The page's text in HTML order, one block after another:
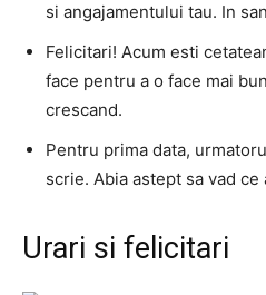
si angajamentului tau. In
Felicitari! Acum esti
face pentru a o face mai
crescand.
Pentru prima data,
scrie. Abia astept sa vad ce
Urari si felicitari